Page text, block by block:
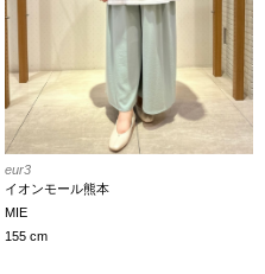
eur3
イオンモール熊本
MIE
155 cm